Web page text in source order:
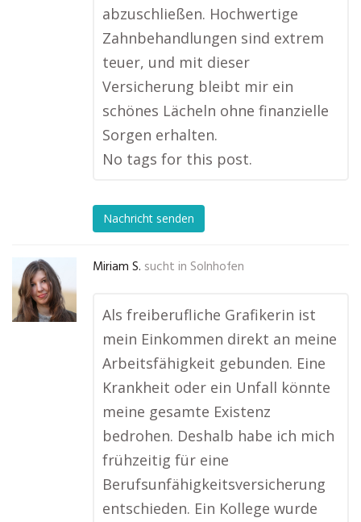
abzuschließen. Hochwertige
Zahnbehandlungen sind extrem
teuer, und mit dieser
Versicherung bleibt mir ein
schönes Lächeln ohne finanzielle
Sorgen erhalten.
No tags for this post.
Nachricht senden
Miriam S. sucht in Solnhofen
Als freiberufliche Grafikerin ist
mein Einkommen direkt an meine
Arbeitsfähigkeit gebunden. Eine
Krankheit oder ein Unfall könnte
meine gesamte Existenz
bedrohen. Deshalb habe ich mich
frühzeitig für eine
Berufsunfähigkeitsversicherung
entschieden. Ein Kollege wurde